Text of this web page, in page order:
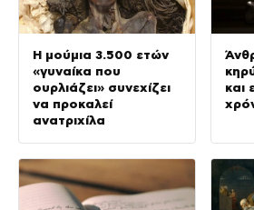
Η μούμια 3.500 ετών
«γυναίκα που
ουρλιάζει» συνεχίζει
να προκαλεί
ανατριχίλα
και